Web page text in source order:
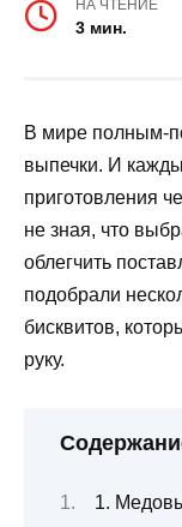
НА ЧТЕНИЕ
3 мин.
В мире полным-
выпечки. И
приготовления
не зная, что
облегчить
подобрали
бисквитов,
руку.
1.